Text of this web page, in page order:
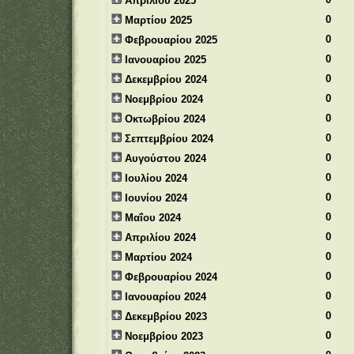
Μαρτίου 2025
0
Φεβρουαρίου 2025
0
Ιανουαρίου 2025
0
Δεκεμβρίου 2024
0
Νοεμβρίου 2024
0
Οκτωβρίου 2024
0
Σεπτεμβρίου 2024
0
Αυγούστου 2024
0
Ιουλίου 2024
0
Ιουνίου 2024
0
Μαΐου 2024
0
Απριλίου 2024
0
Μαρτίου 2024
0
Φεβρουαρίου 2024
0
Ιανουαρίου 2024
0
Δεκεμβρίου 2023
0
Νοεμβρίου 2023
0